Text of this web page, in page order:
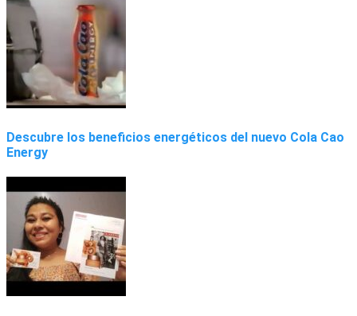
Descubre los beneficios energéticos del nuevo Cola Cao
Energy